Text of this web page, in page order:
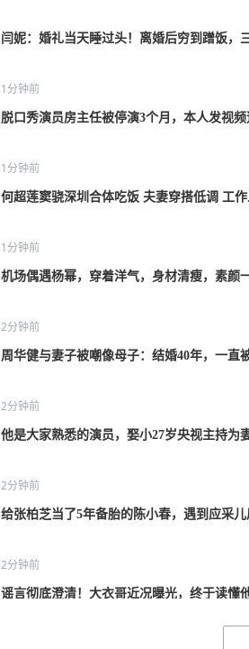
闫妮：婚礼当天睡过头！离婚后穷到蹭饭，
1分钟前
脱口秀演员房主任被停演3个月，本人发视
1分钟前
何超莲窦骁深圳合体吃饭 夫妻穿搭低调 工
1分钟前
机场偶遇杨幂，穿着洋气，身材清瘦，素颜
2分钟前
周华健与妻子被嘲像母子：结婚40年，一直
2分钟前
他是大家熟悉的演员，娶小27岁央视主持为
2分钟前
给张柏芝当了5年备胎的陈小春，遇到应采
2分钟前
谣言彻底澄清！大衣哥近况曝光，终于读懂